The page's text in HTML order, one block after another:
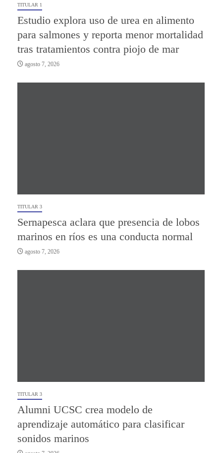
TITULAR 1
Estudio explora uso de urea en alimento
para salmones y reporta menor mortalidad
tras tratamientos contra piojo de mar
agosto 7, 2026
TITULAR 3
Sernapesca aclara que presencia de lobos
marinos en ríos es una conducta normal
agosto 7, 2026
TITULAR 3
Alumni UCSC crea modelo de
aprendizaje automático para clasificar
sonidos marinos